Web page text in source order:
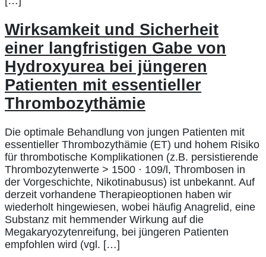
Wirksamkeit und Sicherheit
einer langfristigen Gabe von
Hydroxyurea bei jüngeren
Patienten mit essentieller
Thrombozythämie
Die optimale Behandlung von jungen Patienten mit
essentieller Thrombozythämie (ET) und hohem Risiko
für thrombotische Komplikationen (z.B. persistierende
Thrombozytenwerte > 1500 · 109/l, Thrombosen in
der Vorgeschichte, Nikotinabusus) ist unbekannt. Auf
derzeit vorhandene Therapieoptionen haben wir
wiederholt hingewiesen, wobei häufig Anagrelid, eine
Substanz mit hemmender Wirkung auf die
Megakaryozytenreifung, bei jüngeren Patienten
empfohlen wird (vgl. […]